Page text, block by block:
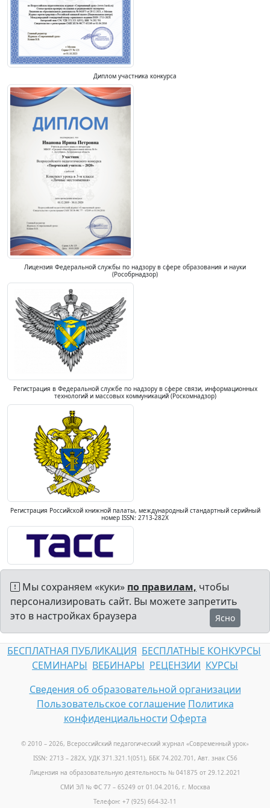
Диплом участника конкурса
Лицензия Федеральной службы по надзору в сфере образования и науки
(Рособрнадзор)
Регистрация в Федеральной службе по надзору в сфере связи, информационных
технологий и массовых коммуникаций (Роскомнадзор)
Регистрация Российской книжной палаты, международный стандартный серийный
номер ISSN: 2713-282X
Мы сохраняем «куки» по правилам, чтобы
персонализировать сайт. Вы можете запретить
это в настройках браузера
Ясно
БЕСПЛАТНАЯ ПУБЛИКАЦИЯ БЕСПЛАТНЫЕ КОНКУРСЫ
СЕМИНАРЫ ВЕБИНАРЫ РЕЦЕНЗИИ КУРСЫ
Сведения об образовательной организации
Пользовательское соглашение Политика
конфиденциальности Оферта
© 2010 – 2026, Всероссийский педагогический журнал «Современный урок»
ISSN: 2713 – 282X, УДК 371.321.1(051), ББК 74.202.701, Авт. знак С56
Лицензия на образовательную деятельность № 041875 от 29.12.2021
СМИ ЭЛ № ФС 77 – 65249 от 01.04.2016, г. Москва
Телефон: +7 (925) 664-32-11